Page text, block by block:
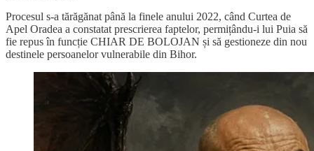
Procesul s-a tărăgănat până la finele anului 2022, când Curtea de
Apel Oradea a constatat prescrierea faptelor, permițându-i lui Puia să
fie repus în funcție CHIAR DE BOLOJAN și să gestioneze din nou
destinele persoanelor vulnerabile din Bihor.